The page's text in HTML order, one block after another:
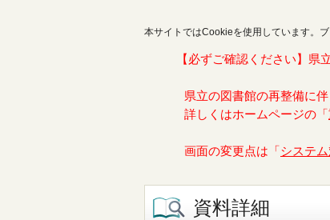
本サイトではCookieを使用しています。
【必ずご確認ください】県
県立の図書館の再整備に
詳しくはホームページの「
画面の変更点は「 システ
資料詳細